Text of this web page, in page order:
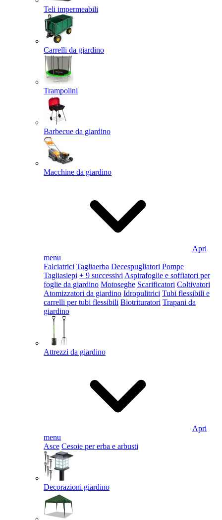
Teli impermeabili
Carrelli da giardino
Trampolini
Barbecue da giardino
Macchine da giardino
Apri
menu
Falciatrici Tagliaerba Decespugliatori Pompe
Tagliasiepi + 9 successivi Aspirafoglie e soffiatori per
foglie da giardino Motoseghe Scarificatori Coltivatori
Atomizzatori da giardino Idropulitrici Tubi flessibili e
carrelli per tubi flessibili Biotrituratori Trapani da
giardino
Attrezzi da giardino
Apri
menu
Asce Cesoie per erba e arbusti
Decorazioni giardino